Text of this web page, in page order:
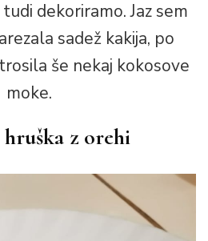
dekoriramo. Jaz sem
sadež kakija, po
še nekaj kokosove
moke.
z orehi